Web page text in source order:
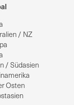
/ NZ
/ Südasien
Osten